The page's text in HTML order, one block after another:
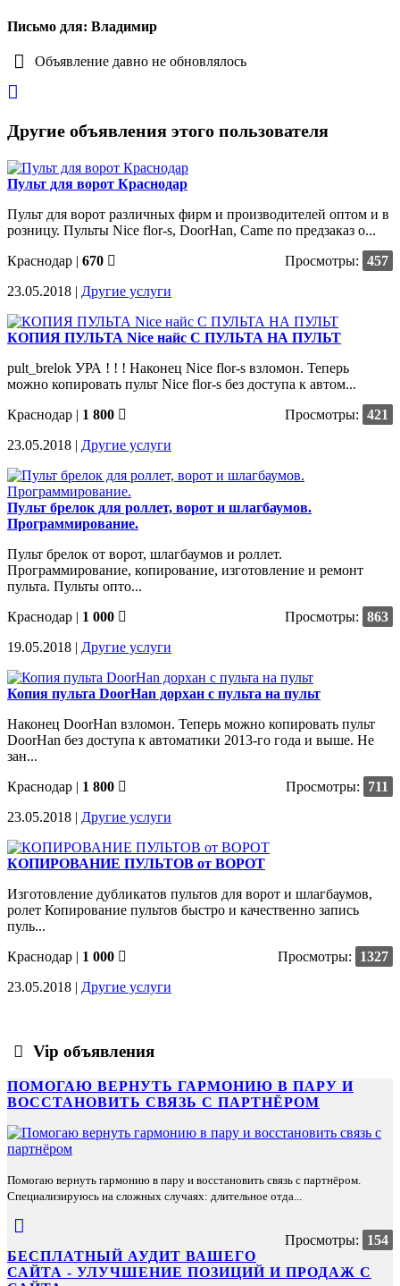
Письмо для: Владимир
Объявление давно не обновлялось
Другие объявления этого пользователя
Пульт для ворот Краснодар
Пульт для ворот различных фирм и производителей оптом и в
розницу. Пульты Nice flor-s, DoorHan, Came по предзаказ о...
Краснодар | 670 Просмотры: 457
23.05.2018 | Другие услуги
КОПИЯ ПУЛЬТА Nice найс С ПУЛЬТА НА ПУЛЬТ
pult_brelok УРА ! ! ! Наконец Nice flor-s взломон. Теперь
можно копировать пульт Nice flor-s без доступа к автом...
Краснодар | 1 800 Просмотры: 421
23.05.2018 | Другие услуги
Пульт брелок для роллет, ворот и шлагбаумов.
Программирование.
Пульт брелок от ворот, шлагбаумов и роллет.
Программирование, копирование, изготовление и ремонт
пульта. Пульты опто...
Краснодар | 1 000 Просмотры: 863
19.05.2018 | Другие услуги
Копия пульта DoorHan дорхан с пульта на пульт
Наконец DoorHan взломон. Теперь можно копировать пульт
DoorHan без доступа к автоматики 2013-го года и выше. Не
зан...
Краснодар | 1 800 Просмотры:
711
23.05.2018 | Другие услуги
КОПИРОВАНИЕ ПУЛЬТОВ от ВОРОТ
Изготовление дубликатов пультов для ворот и шлагбаумов,
ролет Копирование пультов быстро и качественно запись
пуль...
Краснодар | 1 000 Просмотры:
1327
23.05.2018 | Другие услуги
Vip объявления
ПОМОГАЮ ВЕРНУТЬ ГАРМОНИЮ В ПАРУ И
ВОССТАНОВИТЬ СВЯЗЬ С ПАРТНЁРОМ
Помогаю вернуть гармонию в пару и восстановить связь с партнёром.
Специализируюсь на сложных случаях: длительное отда...
Просмотры:
154
БЕСПЛАТНЫЙ АУДИТ ВАШЕГО
САЙТА - УЛУЧШЕНИЕ ПОЗИЦИЙ И ПРОДАЖ С